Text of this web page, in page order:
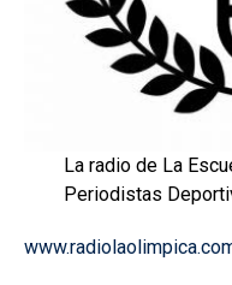
La radio de La
Periodistas